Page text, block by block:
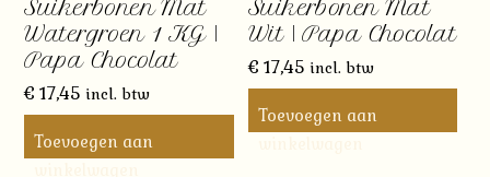
Suikerbonen Mat
Watergroen 1 KG |
Papa Chocolat
€ 17,45 incl. btw
Toevoegen aan
Suikerbonen Mat
Wit | Papa Chocolat
€ 17,45 incl. btw
Toevoegen aan